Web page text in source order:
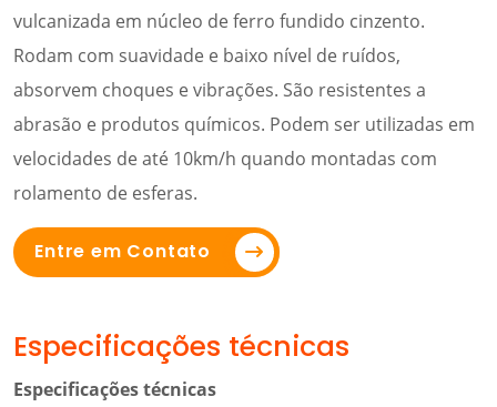
vulcanizada em núcleo de ferro fundido cinzento.
Rodam com suavidade e baixo nível de ruídos,
absorvem choques e vibrações. São resistentes a
abrasão e produtos químicos. Podem ser utilizadas em
velocidades de até 10km/h quando montadas com
rolamento de esferas.
Entre em Contato
Especificações técnicas
Especificações técnicas